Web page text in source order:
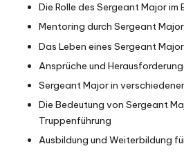
Die Rolle des Sergeant Major im
Mentoring durch Sergeant
Das Leben eines Sergeant Major
Ansprüche und
Sergeant Major in
Die Bedeutung von Sergeant
Truppenführung
Ausbildung und Weiterbildung